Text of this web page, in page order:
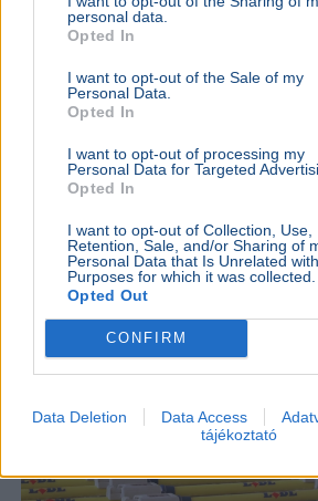
personal data.
Opted In
I want to opt-out of the Sale of my
Personal Data.
Opted In
I want to opt-out of processing my
Personal Data for Targeted
Opted In
I want to opt-out of Collection, Use,
Retention, Sale, and/or Sharing of
Personal Data that Is Unrelated
Purposes for which it was collected.
Opted Out
CONFIRM
Data Deletion Data Access
tájékoztató
maximálását javasolja
Pénzügyminisztérium
havi nyugdíjat is maximálni kellene,
legyen az államadósság drasztikus
GAZDASÁG 2026. augusztus 5.
Valótlanul reklámozta azt a
legolcsóbb élelmiszerlánc - A
bírságot szabott ki rá